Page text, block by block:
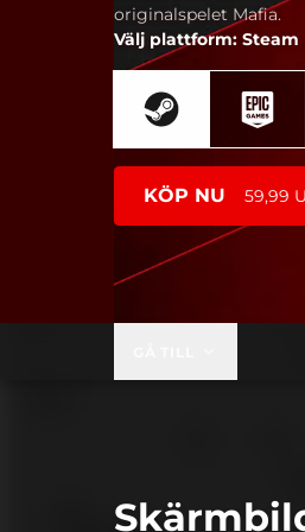
originalspelet Mafia.
Välj plattform: Steam
KÖP NU 59,99